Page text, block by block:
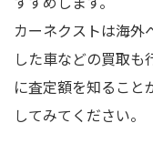
カーネクストは海外
した車などの買取も
に査定額を知ること
してみてください。